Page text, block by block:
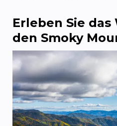
Erleben Sie
den Smoky